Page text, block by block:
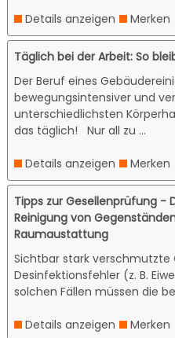
Details anzeigen Merken
Täglich bei der Arbeit: So
Der Beruf eines
bewegungsintensiver und
unterschiedlichsten
das täglich! Nur all zu ...
Details anzeigen Merken
Tipps zur Gesellenprüfung -
Reinigung von
Raumaustattung
Sichtbar stark verschmutzte
Desinfektionsfehler (z. B.
solchen Fällen müssen die
Details anzeigen Merken